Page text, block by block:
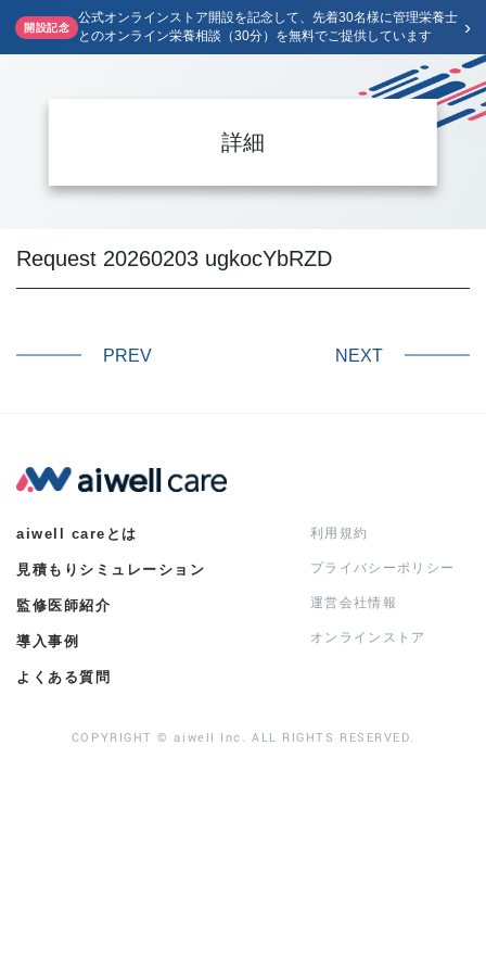
開設記念
公式オンラインストア開設を記念して、先着30名様に管理栄養士
とのオンライン栄養相談（30分）を無料でご提供しています
›
詳細
Request 20260203 ugkocYbRZD
PREV NEXT
aiwell careとは
見積もりシミュレーション
監修医師紹介
導入事例
よくある質問
利用規約
プライバシーポリシー
運営会社情報
オンラインストア
COPYRIGHT © aiwell Inc. ALL RIGHTS RESERVED.